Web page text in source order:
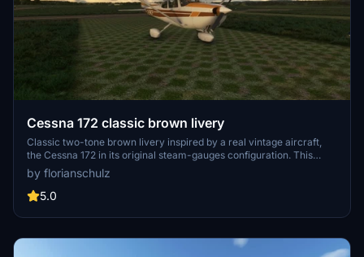
Cessna 172 classic brown livery
Classic two-tone brown livery inspired by a real vintage aircraft,
the Cessna 172 in its original steam-gauges configuration. This
livery replicates the D-EHCP from Hassfurt (EDQT) in the mid-
2000s, without the German flag on the vertical stabilizer.
Customize your Cessna 172 with this nostalgic livery for a touch of
German flag included on the tail.
by florianschulz
5.0